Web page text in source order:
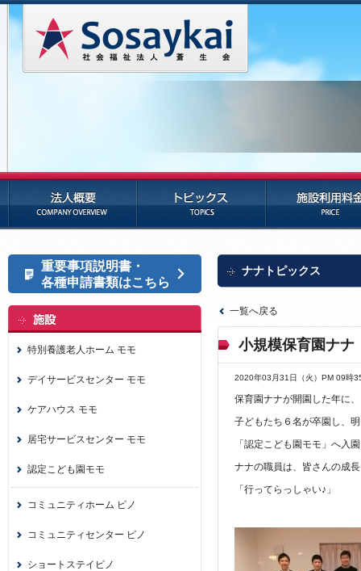
重要事項説明書・
各種申請書類はこちら
特別養護老人ホーム モモ
デイサービスセンター モモ
ケアハウス モモ
居宅サービスセンター モモ
認定こども園モモ
コミュニティホーム ピノ
コミュニティセンター ピノ
ショートステイピノ
ナナトピックス
一覧へ戻る
小規模保育園ナ
2020年03月31日（火）PM 09時
保育園ナナが開園した年に
子どもたち６名が卒園し、
「認定こども園モモ」へ入
ナナの職員は、皆さんの成
「行ってらっしゃい♪」